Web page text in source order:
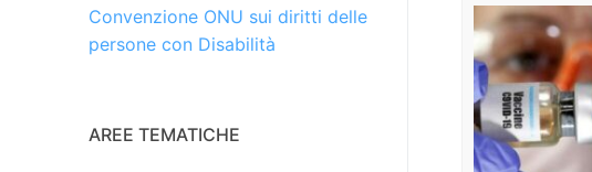
Convenzione ONU sui diritti delle
persone con Disabilità
AREE TEMATICHE